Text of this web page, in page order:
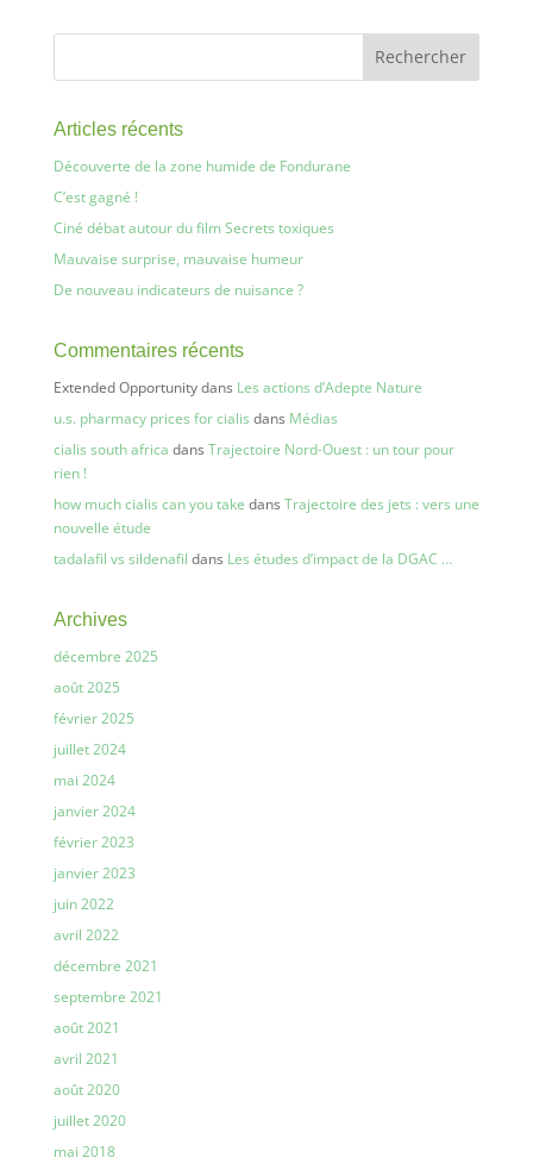
Articles récents
Découverte de la zone humide de Fondurane
C’est gagné !
Ciné débat autour du film Secrets toxiques
Mauvaise surprise, mauvaise humeur
De nouveau indicateurs de nuisance ?
Commentaires récents
Extended Opportunitydans Les actions d’Adepte Nature
u.s. pharmacy prices for cialis dans Médias
cialis south africa dans Trajectoire Nord-Ouest : un tour pour
rien !
how much cialis can you take dans Trajectoire des jets : vers une
nouvelle étude
tadalafil vs sildenafil dans Les études d’impact de la DGAC …
Archives
décembre 2025
août 2025
février 2025
juillet 2024
mai 2024
janvier 2024
février 2023
janvier 2023
juin 2022
avril 2022
décembre 2021
septembre 2021
août 2021
avril 2021
août 2020
juillet 2020
mai 2018